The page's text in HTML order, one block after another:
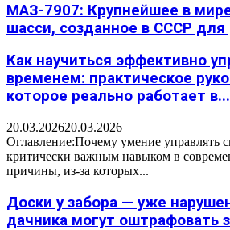
МАЗ-7907: Крупнейшее в
шасси, созданное в СССР для
Как научиться эффективно
временем: практическое
которое реально работает в...
20.03.202620.03.2026
Оглавление:Почему умение управлять
критически важным навыком в
причины, из-за которых...
Доски у забора — уже
дачника могут оштрафовать